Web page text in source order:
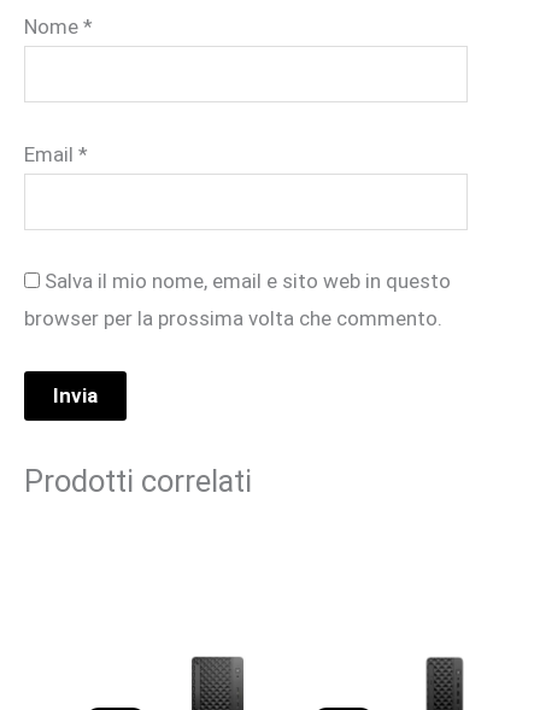
Nome *
Email *
Salva il mio nome, email e sito web in questo
browser per la prossima volta che commento.
Prodotti correlati